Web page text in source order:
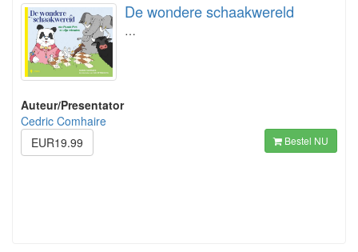
De wondere schaakwereld
…
Auteur/Presentator
Cedric Comhaire
EUR19.99
Bestel NU